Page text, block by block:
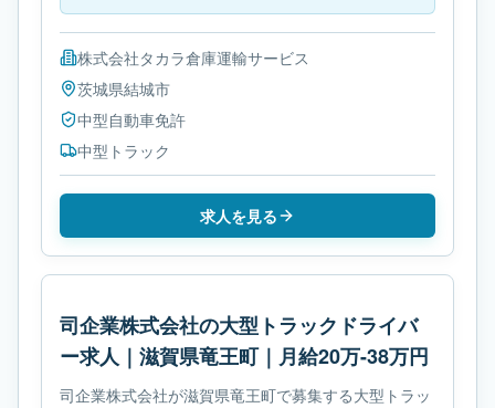
株式会社タカラ倉庫運輸サービス
茨城県結城市
中型自動車免許
中型トラック
求人を見る
司企業株式会社の大型トラックドライバ
ー求人｜滋賀県竜王町｜月給20万-38万円
司企業株式会社が滋賀県竜王町で募集する大型トラッ